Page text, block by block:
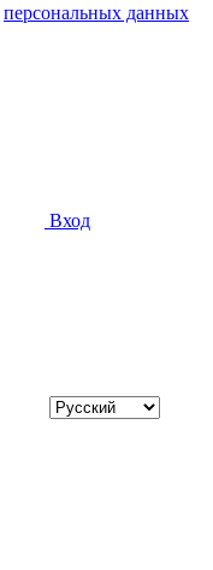
персональных данных
Вход